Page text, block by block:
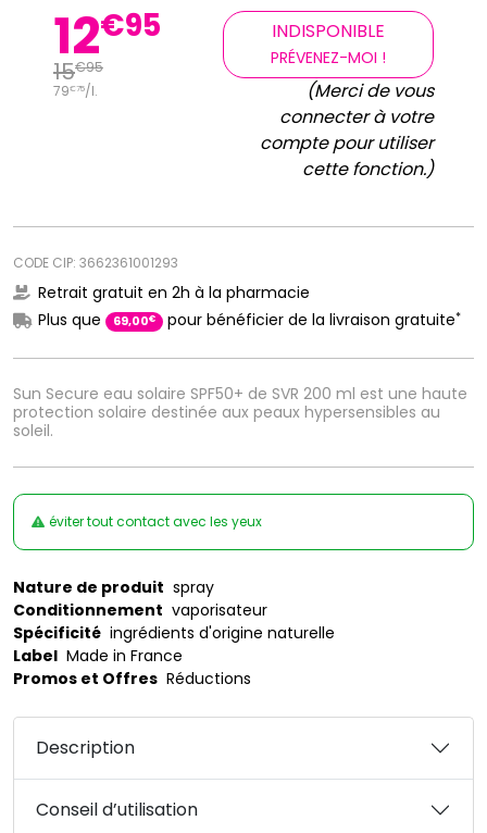
Sun Secure eau solaire SPF50+ de SVR 200 ml est une haute
protection solaire destinée aux peaux hypersensibles au
soleil.
12€95
15€95
79€75/l.
INDISPONIBLE
PRÉVENEZ-MOI !
(Merci de vous
connecter à votre
compte pour utiliser
cette fonction.)
CODE CIP: 3662361001293
Retrait gratuit en 2h à la pharmacie
Plus que
69,00€ pour bénéficier de la livraison gratuite*
éviter tout contact avec les yeux
Nature de produit spray
Conditionnement vaporisateur
Spécificité ingrédients d'origine naturelle
Label Made in France
Promos et Offres Réductions
Description
Conseil d’utilisation